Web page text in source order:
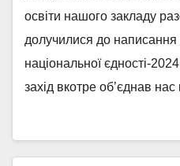
освіти нашого закладу
долучилися до написання
національної єдності-
захід вкотре об’єднав